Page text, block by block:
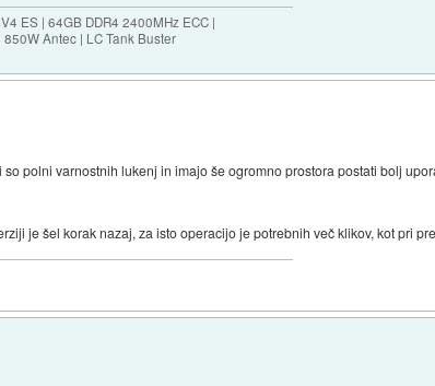
ES | 64GB DDR4 2400MHz ECC |
Antec | LC Tank Buster
polni varnostnih lukenj in imajo še ogromno prostora postati bolj
je šel korak nazaj, za isto operacijo je potrebnih več klikov, kot pri